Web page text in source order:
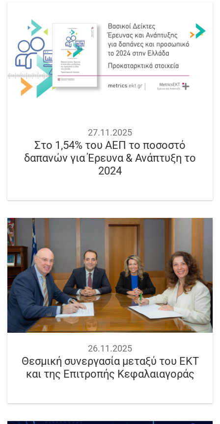
27.11.2025
Στο 1,54% του ΑΕΠ το ποσοστό
δαπανών για Έρευνα & Ανάπτυξη το
2024
26.11.2025
Θεσμική συνεργασία μεταξύ του EKT
και της Επιτροπής Κεφαλαιαγοράς